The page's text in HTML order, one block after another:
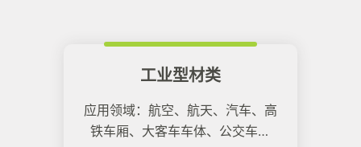
工业型材类
应用领域：航空、航天、汽车、高
铁车厢、大客车车体、公交车车